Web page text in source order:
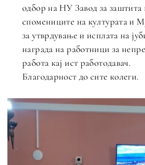
одбор на НУ Завод за заштита
спомениците на културата и
за утврдување и исплата на
награда на работници за
работа кај ист работодавач.
Благодарност до сите колеги.